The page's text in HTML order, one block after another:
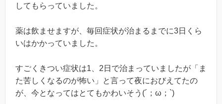
してもらっていました。
薬は飲ませますが、毎回症状が治まるまでに3日くら
いはかかっていました。
すごくきつい症状は1、2日で治まっていましたが「ま
た苦しくなるのが怖い」と言って夜におびえてたの
が、今となってはとてもかわいそう(´；ω；`)